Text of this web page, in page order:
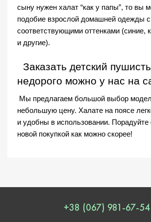
сыну нужен халат “как у папы”, то вы
подобие взрослой домашней одежды с
соответствующими оттенками (синие,
и другие).
  Заказать
детский
недорого можно у нас на
небольшую цену. Халате на поясе
и удобны в использовании. Порадуйте
новой покупкой как можно скорее!
+38 (067) 981-67-54